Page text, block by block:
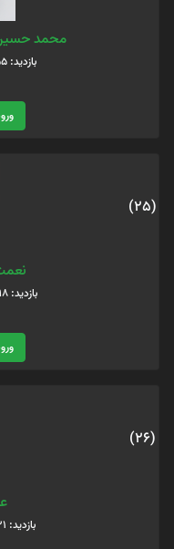
محمد
بازدید: 255 - کد متوفی: 28971
(25)
بازدید: 298 - کد متوفی: 28982
(26)
بازدید: 521 - کد متوفی: 29024